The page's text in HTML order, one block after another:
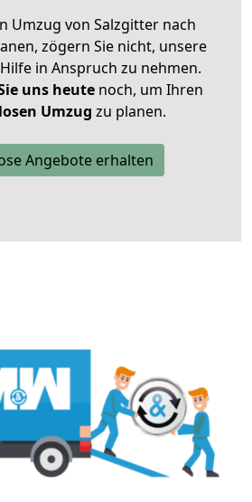
Umzug von Salzgitter nach
zögern Sie nicht, unsere
in Anspruch zu nehmen.
uns heutenoch, um Ihren
Umzug zu planen.
Angebote erhalten